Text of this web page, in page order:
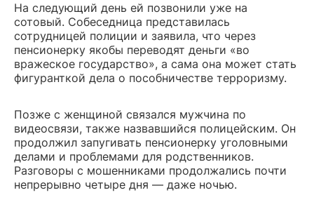
На следующий день ей позвонили уже на
сотовый. Собеседница представилась
сотрудницей полиции и заявила, что через
пенсионерку якобы переводят деньги «во
вражеское государство», а сама она может стать
фигуранткой дела о пособничестве терроризму.
Позже с женщиной связался мужчина по
видеосвязи, также назвавшийся полицейским. Он
продолжил запугивать пенсионерку уголовными
делами и проблемами для родственников.
Разговоры с мошенниками продолжались почти
непрерывно четыре дня — даже ночью.